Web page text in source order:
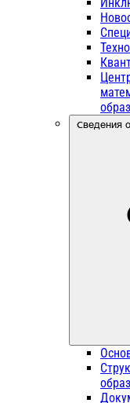
Сведения